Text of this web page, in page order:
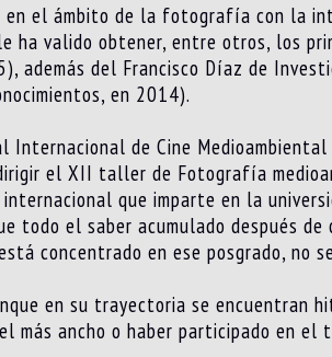
en el ámbito de la fotografía con la
ha valido obtener, entre otros, los
además del Francisco Díaz de
en 2014).
de Cine Medioambiental
el XII taller de Fotografía
que imparte en la
todo el saber acumulado después
concentrado en ese posgrado, no
en su trayectoria se encuentran
ancho o haber participado en el